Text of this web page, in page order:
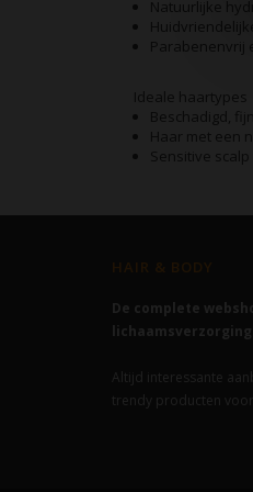
Natuurlijke
Parabenenvrij
Ideale haartypes
Beschadigd,
Haar met een
Sensitive
HAIR & BODY
De complete
lichaamsverzorging.
Altijd interessante
trendy producten voor